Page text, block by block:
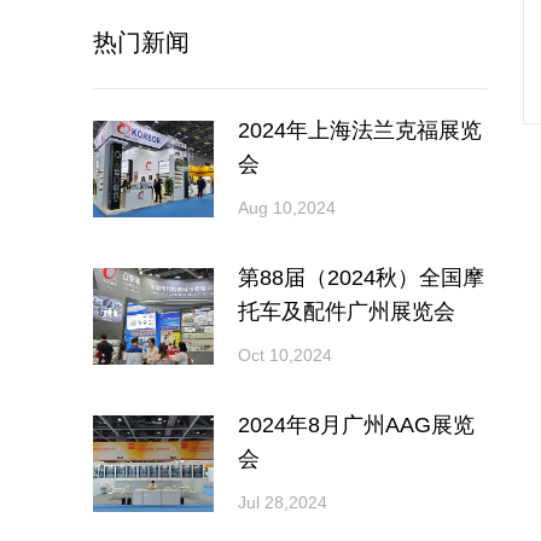
热门新闻
2024年上海法兰克福展览
会
Aug 10,2024
第88届（2024秋）全国摩
托车及配件广州展览会
Oct 10,2024
2024年8月广州AAG展览
会
Jul 28,2024